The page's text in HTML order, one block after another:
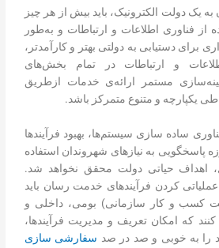
یک دولت الکترونیک، باید بیش از هر چیز
از فناوری اطلاعات و ارتباطات و به‌طور
برای دستیابی به دولتی بهتر و کارآمدتر،
و ارتباطات در تمام بخش‌های
مستمر ارائه‌ی خدمات ازطریق
یکپارچه و متنوع متمرکز باشد.
ساده سازی سیستم‌ها، بهبود فرآیندها
پاسخگویی به نیازهای شهروندان استفاده
اهداف حیاتی دولت محقق نخواهد شد.
کردن فرآیندهای خدمت رسان باید
کسب و کار سازمانی) بومی، داخلی و
که امکان تعریف و مدیریت فرآیندها،
را به خوبی و صد در صد سفارشی سازی